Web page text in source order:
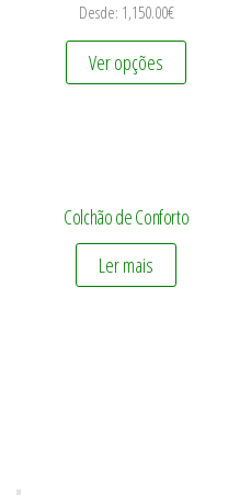
Desde: 1,150.00€
Ver opções
Colchão de Conforto
Ler mais